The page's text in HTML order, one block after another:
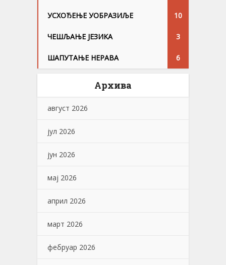
УСХОЂЕЊЕ УОБРАЗИЉЕ 10
ЧЕШЉАЊЕ ЈЕЗИKА 3
ШАПУТАЊЕ НЕРАВА 6
Архива
август 2026
јул 2026
јун 2026
мај 2026
април 2026
март 2026
фебруар 2026